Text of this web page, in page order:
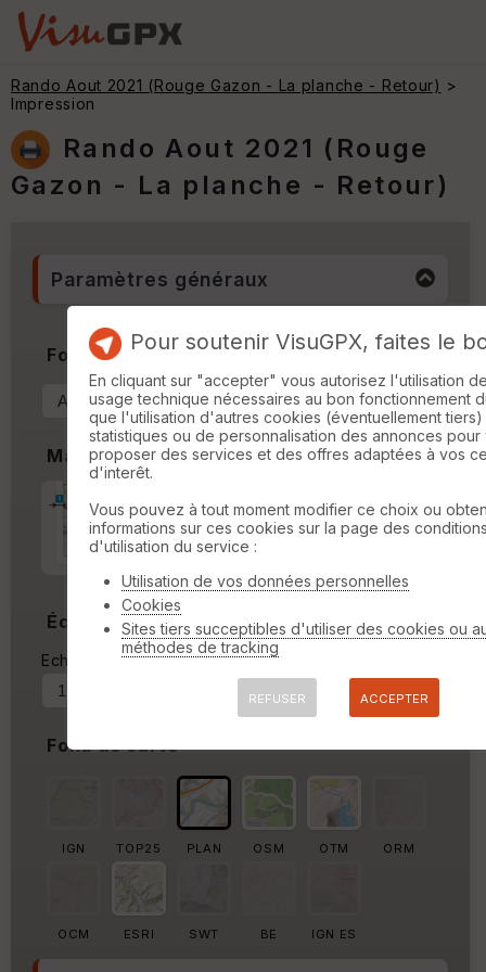
Rando Aout 2021 (Rouge Gazon - La planche - Retour) >
Impression
Rando Aout 2021 (Rouge
Gazon - La planche - Retour)
Paramètres généraux
Format & Orientation
Marges
Marge autour de la trace
%
Échelle
Echelle actuelle : 1/53888
Fond de carte
IGN TOP25 PLAN OSM OTM ORM
OCM ESRI SWT BE IGN ES
Pour soutenir VisuGPX, faites le
En cliquant sur "accepter" vous autorisez l'utilisation
usage technique nécessaires au bon fonctionnement
que l'utilisation d'autres cookies (éventuellement
statistiques ou de personnalisation des annonces pour
proposer des services et des offres adaptées à vos
d'interêt.
Vous pouvez à tout moment modifier ce choix ou
informations sur ces cookies sur la page des
d'utilisation du service :
Utilisation de vos données personnelles
Cookies
Sites tiers succeptibles d'utiliser des cookies ou
méthodes de tracking
REFUSER ACCEPTER